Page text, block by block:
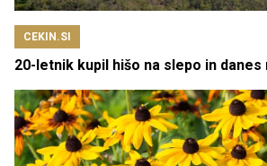
CEKIN.SI
20-letnik kupil hišo na slepo in danes